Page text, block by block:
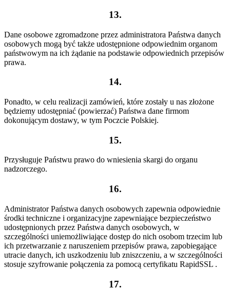
13.
Dane osobowe zgromadzone przez administratora Państwa danych
osobowych mogą być także udostępnione odpowiednim organom
państwowym na ich żądanie na podstawie odpowiednich przepisów
prawa.
14.
Ponadto, w celu realizacji zamówień, które zostały u nas złożone
będziemy udostępniać (powierzać) Państwa dane firmom
dokonującym dostawy, w tym Poczcie Polskiej.
15.
Przysługuje Państwu prawo do wniesienia skargi do organu
nadzorczego.
16.
Administrator Państwa danych osobowych zapewnia odpowiednie
środki techniczne i organizacyjne zapewniające bezpieczeństwo
udostępnionych przez Państwa danych osobowych, w
szczególności uniemożliwiające dostęp do nich osobom trzecim lub
ich przetwarzanie z naruszeniem przepisów prawa, zapobiegające
utracie danych, ich uszkodzeniu lub zniszczeniu, a w szczególności
stosuje szyfrowanie połączenia za pomocą certyfikatu RapidSSL .
17.